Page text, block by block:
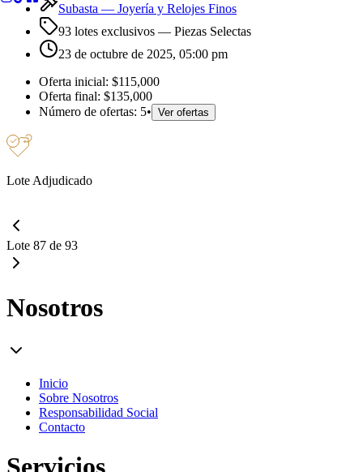
Subasta — Joyería y Relojes Finos
93 lotes exclusivos — Piezas Selectas
23 de octubre de 2025, 05:00 pm
Oferta inicial: $115,000
Oferta final: $135,000
Número de ofertas: 5• Ver ofertas
Lote Adjudicado
Lote 87 de 93
Nosotros
Inicio
Sobre Nosotros
Responsabilidad Social
Contacto